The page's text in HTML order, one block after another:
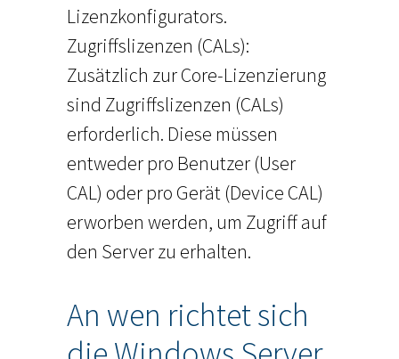
Lizenzkonfigurators.
Zugriffslizenzen (CALs):
Zusätzlich zur Core-Lizenzierung
sind Zugriffslizenzen (CALs)
erforderlich. Diese müssen
entweder pro Benutzer (User
CAL) oder pro Gerät (Device CAL)
erworben werden, um Zugriff auf
den Server zu erhalten.
An wen richtet sich